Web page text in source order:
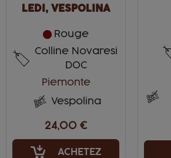
LEDI, VESPOLINA
Rouge
Colline Novaresi
DOC
Piemonte
Vespolina
24,00 €
ACHETEZ